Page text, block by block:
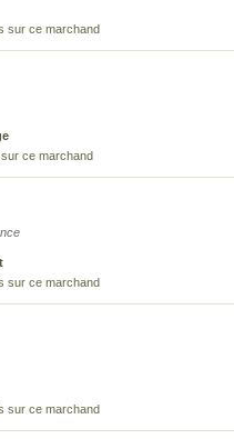
sur ce marchand
ce marchand
sur ce marchand
sur ce marchand